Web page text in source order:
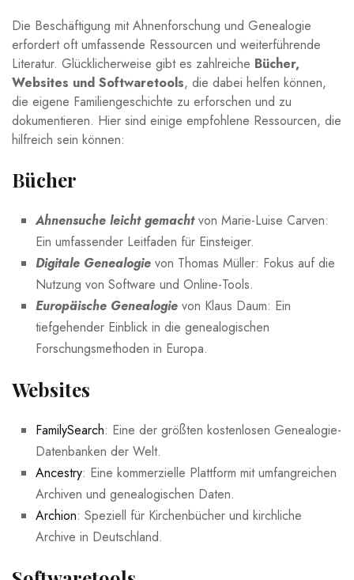
Die Beschäftigung ⁢mit‍ Ahnenforschung ⁣und Genealogie
erfordert oft umfassende Ressourcen und weiterführende‍
Literatur. ⁣Glücklicherweise gibt​ es zahlreiche Bücher,
Websites und ‍Softwaretools, die dabei helfen können,
die eigene Familiengeschichte zu erforschen und zu⁢
dokumentieren.⁣ Hier sind einige empfohlene Ressourcen,⁤ die
hilfreich sein können:
Bücher
Ahnensuche leicht gemachtvon ​Marie-Luise Carven:
Ein umfassender Leitfaden für Einsteiger.
Digitale Genealogie von Thomas ​Müller: Fokus auf die
⁣Nutzung von Software und Online-Tools.
Europäische Genealogie von ⁤Klaus Daum: Ein
tiefgehender Einblick in die genealogischen
⁤Forschungsmethoden in Europa.
Websites
FamilySearch: Eine der größten ​kostenlosen​ Genealogie-
Datenbanken‍ der Welt.
Ancestry: Eine kommerzielle Plattform mit⁢ umfangreichen
Archiven und genealogischen Daten.
Archion: Speziell​ für Kirchenbücher und kirchliche
Archive in Deutschland.